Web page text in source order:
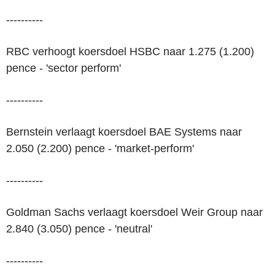
----------
RBC verhoogt koersdoel HSBC naar 1.275 (1.200)
pence - 'sector perform'
----------
Bernstein verlaagt koersdoel BAE Systems naar
2.050 (2.200) pence - 'market-perform'
----------
Goldman Sachs verlaagt koersdoel Weir Group naar
2.840 (3.050) pence - 'neutral'
----------